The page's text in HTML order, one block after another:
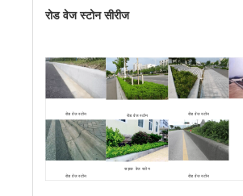
रोड वेज स्टोन सीरीज
रोड वेज स्टोन रोड वेज स्टोन रोड वेज स्टोन
रोड वेज स्टोन
सड़क वेज स्टोन
रोड वेज स्टोन